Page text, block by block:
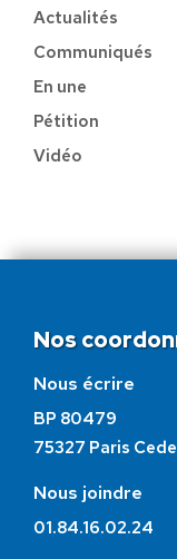
Actualités
Communiqués
En une
Pétition
Vidéo
Nos
Nous écrire
BP 80479
75327 Paris
Nous joindre
01.84.16.02.24